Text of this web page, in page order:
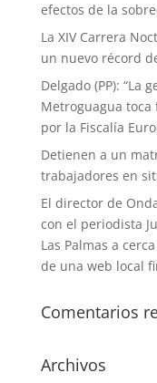
efectos de la
La XIV Carrera
un nuevo récord
Delgado (PP): “La
Metroguagua
por la Fiscalía
Detienen a un
trabajadores en
El director de
con el periodista
Las Palmas a
de una web local
Comentarios
Archivos